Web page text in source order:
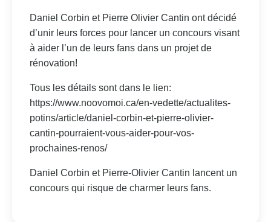
Daniel Corbin et Pierre Olivier Cantin ont décidé
d’unir leurs forces pour lancer un concours visant
à aider l’un de leurs fans dans un projet de
rénovation!
Tous les détails sont dans le lien:
https://www.noovomoi.ca/en-vedette/actualites-
potins/article/daniel-corbin-et-pierre-olivier-
cantin-pourraient-vous-aider-pour-vos-
prochaines-renos/
Daniel Corbin et Pierre-Olivier Cantin lancent un
concours qui risque de charmer leurs fans.